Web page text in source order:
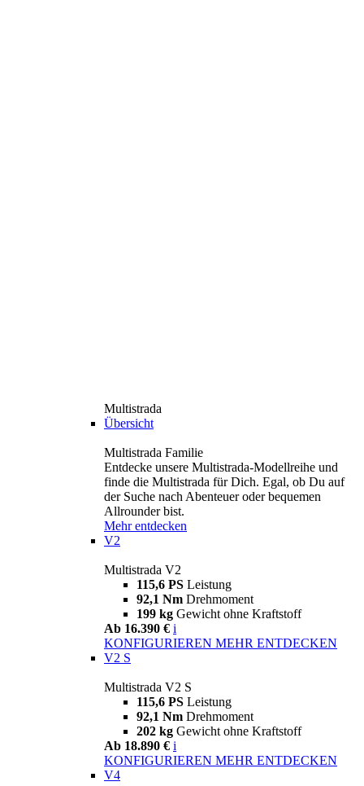
Multistrada
Übersicht
Multistrada Familie
Entdecke unsere Multistrada-Modellreihe und
finde die Multistrada für Dich. Egal, ob Du auf
der Suche nach Abenteuer oder bequemen
Allrounder bist.
Mehr entdecken
V2
Multistrada V2
115,6 PS Leistung
92,1 Nm Drehmoment
199 kg Gewicht ohne Kraftstoff
Ab 16.390 € i
KONFIGURIEREN MEHR ENTDECKEN
V2 S
Multistrada V2 S
115,6 PS Leistung
92,1 Nm Drehmoment
202 kg Gewicht ohne Kraftstoff
Ab 18.890 € i
KONFIGURIEREN MEHR ENTDECKEN
V4